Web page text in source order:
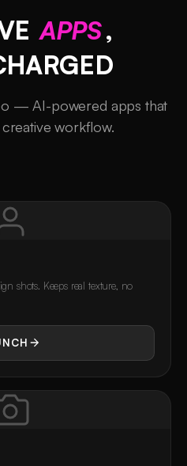
APPS,
— AI-powered apps that
workflow.
shots. Keeps real texture, no